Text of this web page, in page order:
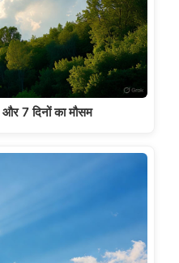
7 दिनों का मौसम